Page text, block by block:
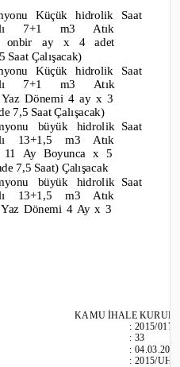
Küçük hidrolik Saat
7+1 m3 Atık
onbir ay x 4 adet
Saat Çalışacak)
Küçük hidrolik Saat
7+1 m3
Atık
Yaz Dönemi 4 ay x 3
7,5 Saat Çalışacak)
büyük hidrolik Saat
13+1,5 m3 Atık
11 Ay Boyunca x 5
7,5 Saat) Çalışacak
büyük hidrolik Saat
13+1,5 m3 Atık
Yaz Dönemi 4 Ay x 3
KAMU İHALE
:2015/017
:33
:
:2015/